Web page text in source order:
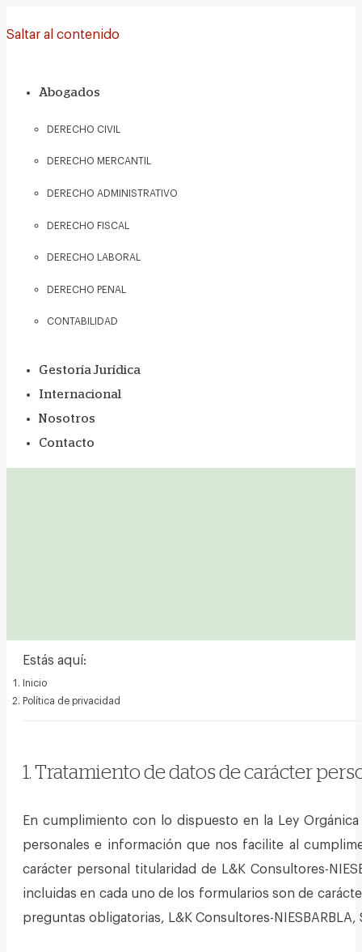
Saltar al contenido
Abogados
DERECHO CIVIL
DERECHO MERCANTIL
DERECHO ADMINISTRATIVO
DERECHO FISCAL
DERECHO LABORAL
DERECHO PENAL
CONTABILIDAD
Gestoría Jurídica
Internacional
Nosotros
Contacto
Estás aquí:
Inicio
Política de privacidad
1. Tratamiento de datos de carácter
En cumplimiento con lo dispuesto en la Ley
personales e información que nos facilite al
carácter personal titularidad de L&K Consultores-
incluidas en cada uno de los formularios son de
preguntas obligatorias, L&K Consultores-